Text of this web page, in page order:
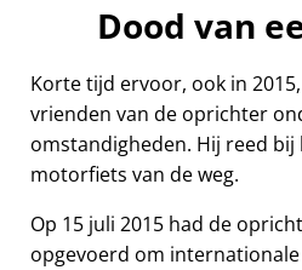
Dood van
Korte tijd ervoor, ook in
vrienden van de oprichter
omstandigheden. Hij reed
motorfiets van de weg.
Op 15 juli 2015 had de
opgevoerd om